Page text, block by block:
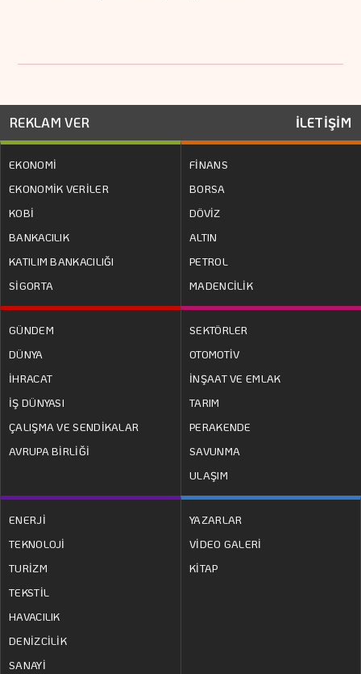
REKLAM VER İLETİŞİM
EKONOMİ
EKONOMİK VERİLER
KOBİ
BANKACILIK
KATILIM BANKACILIĞI
SİGORTA
FİNANS
BORSA
DÖVİZ
ALTIN
PETROL
MADENCİLİK
GÜNDEM
DÜNYA
İHRACAT
İŞ DÜNYASI
ÇALIŞMA VE SENDİKALAR
AVRUPA BİRLİĞİ
SEKTÖRLER
OTOMOTİV
İNŞAAT VE EMLAK
TARIM
PERAKENDE
SAVUNMA
ULAŞIM
ENERJİ
TEKNOLOJİ
TURİZM
TEKSTİL
HAVACILIK
DENİZCİLİK
SANAYİ
YAZARLAR
VİDEO GALERİ
KİTAP